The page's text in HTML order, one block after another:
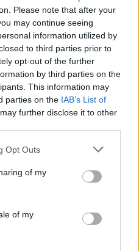
Please note that after your
may continue seeing
information utilized by
to third parties prior to
opt-out of the further
by third parties on the
This information may
parties on the IAB’s List of
further disclose it to other
Opt Outs
of my
of my
a régi árazás a magyar
hálózaton
alá szorult a Ford
ára, és nevet is
furgonnál tart a Royal
tempóban bővül a